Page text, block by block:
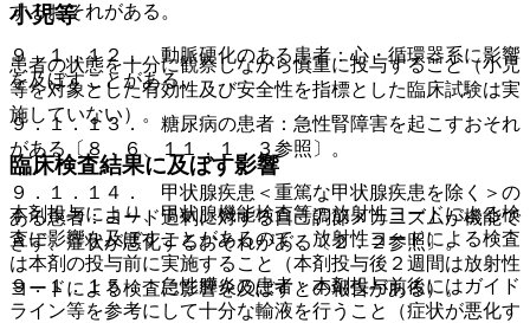
小児等
患者の状態を十分に観察しながら慎重に投与すること（小児
等を対象とした有効性及び安全性を指標とした臨床試験は実
施していない）。
臨床検査結果に及ぼす影響
本剤投与により、甲状腺機能検査等の放射性ヨードによる検
査に影響を及ぼすことがあるので、放射性ヨードによる検査
は本剤の投与前に実施すること（本剤投与後２週間は放射性
ヨードによる検査に影響を及ぼすとの報告がある）。
するおそれがある。
９．１．１２． 動脈硬化のある患者：心・循環器系に影響
を及ぼすことがある。
９．１．１３． 糖尿病の患者：急性腎障害を起こすおそれ
がある〔８．６、１１．１．３参照〕。
９．１．１４． 甲状腺疾患＜重篤な甲状腺疾患を除く＞の
ある患者：ヨード過剰に対する自己調節メカニズムが機能で
きず、症状が悪化するおそれがある〔２．２参照〕。
９．１．１５． 急性膵炎の患者：本剤投与前後にはガイド
ライン等を参考にして十分な輸液を行うこと（症状が悪化す